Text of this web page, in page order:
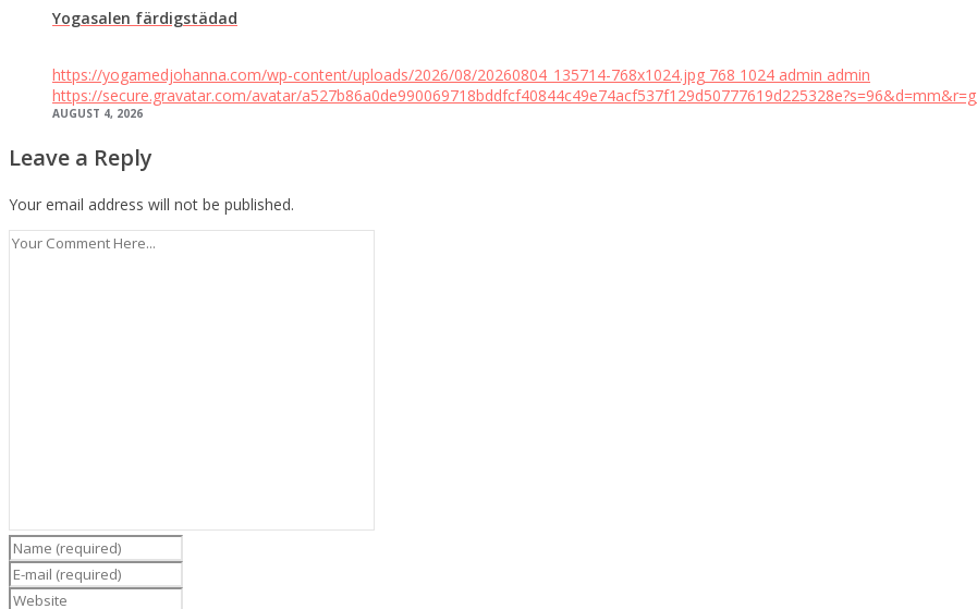
Yogasalen färdigstädad
https://yogamedjohanna.com/wp-content/uploads/2026/08/20260804_135714-768x1024.jpg 768 1024 admin admin
https://secure.gravatar.com/avatar/a527b86a0de990069718bddfcf40844c49e74acf537f129d50777619d225328e?s=96&d=mm&r=g
AUGUST 4, 2026
Leave a Reply
Your email address will not be published.